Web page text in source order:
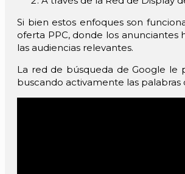
Si bien estos enfoques son
oferta PPC, donde los anunciantes
las audiencias relevantes.
La red de búsqueda de Google le
buscando activamente las palabras